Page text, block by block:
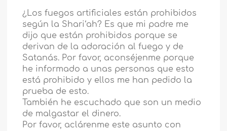
¿Los fuegos artificiales están prohibidos
según la Shari‘ah? Es que mi padre me
dijo que están prohibidos porque se
derivan de la adoración al fuego y de
Satanás. Por favor, aconséjenme porque
he informado a unas personas que esto
está prohibido y ellos me han pedido la
prueba de esto.
También he escuchado que son un medio
de malgastar el dinero.
Por favor, aclárenme este asunto con